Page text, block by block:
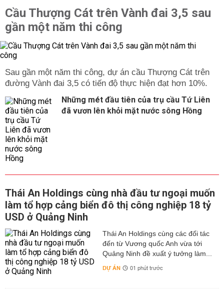
Cầu Thượng Cát trên Vành đai 3,5 sau
gần một năm thi công
Sau gần một năm thi công, dự án cầu Thượng Cát trên
đường Vành đai 3,5 có tiến độ thực hiện đạt hơn 10%.
Những mét đầu tiên của trụ cầu Tứ Liên
đã vươn lên khỏi mặt nước sông Hồng
Thái An Holdings cùng nhà đầu tư ngoại muốn
làm tổ hợp cảng biển đô thị công nghiệp 18 tỷ
USD ở Quảng Ninh
Thái An Holdings cùng các đối tác
đến từ Vương quốc Anh vừa tới
Quảng Ninh đề xuất ý tưởng làm...
DỰ ÁN 01 phút trước